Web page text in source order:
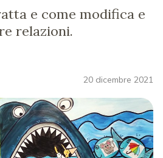
e come modifica e
relazioni.
20 dicembre 2021